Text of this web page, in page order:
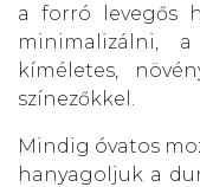
a forró levegős
minimalizálni,
kíméletes,
színezőkkel.
Mindig óvatos
hanyagoljuk a